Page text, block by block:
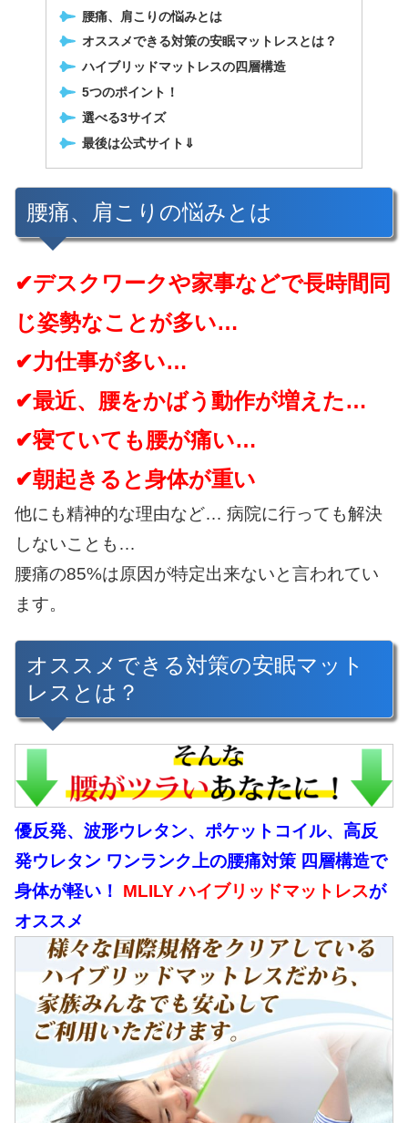
腰痛、肩こりの悩みとは
オススメできる対策の安眠マットレスとは？
ハイブリッドマットレスの四層構造
5つのポイント！
選べる3サイズ
最後は公式サイト⇓
腰痛、肩こりの悩みとは
✔デスクワークや家事などで長時間同
じ姿勢なことが多い…
✔力仕事が多い…
✔最近、腰をかばう動作が増えた…
✔寝ていても腰が痛い…
✔朝起きると身体が重い
他にも精神的な理由など… 病院に行っても解決
しないことも…
腰痛の85%は原因が特定出来ないと言われてい
ます。
オススメできる対策の安眠マット
レスとは？
優反発、波形ウレタン、ポケットコイル、高反
発ウレタン ワンランク上の腰痛対策 四層構造で
身体が軽い！ MLILY ハイブリッドマットレスが
オススメ